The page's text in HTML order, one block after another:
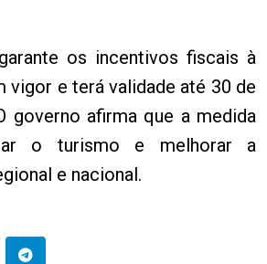
os incentivos fiscais à
vigor e terá validade até 30 de
governo afirma que a medida
o turismo e melhorar a
e nacional.